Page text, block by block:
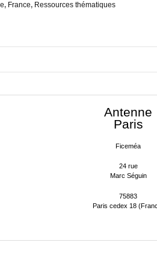
, France, Ressources thématiques
Antenne
Paris
Ficeméa
24 rue
Marc Séguin
75883
Paris cedex 18